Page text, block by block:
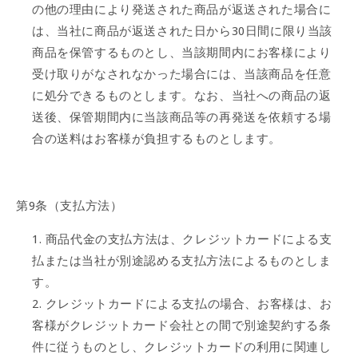
の他の理由により発送された商品が返送された場合に
は、当社に商品が返送された日から30日間に限り当該
商品を保管するものとし、当該期間内にお客様により
受け取りがなされなかった場合には、当該商品を任意
に処分できるものとします。なお、当社への商品の返
送後、保管期間内に当該商品等の再発送を依頼する場
合の送料はお客様が負担するものとします。
第9条（支払方法）
商品代金の支払方法は、クレジットカードによる支
払または当社が別途認める支払方法によるものとしま
す。
クレジットカードによる支払の場合、お客様は、お
客様がクレジットカード会社との間で別途契約する条
件に従うものとし、クレジットカードの利用に関連し